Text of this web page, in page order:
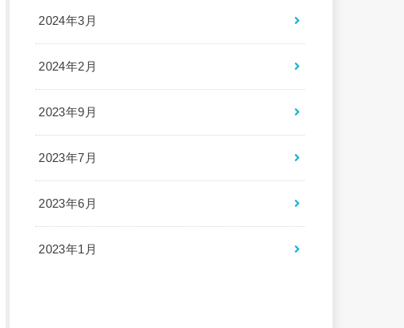
2024年3月
2024年2月
2023年9月
2023年7月
2023年6月
2023年1月